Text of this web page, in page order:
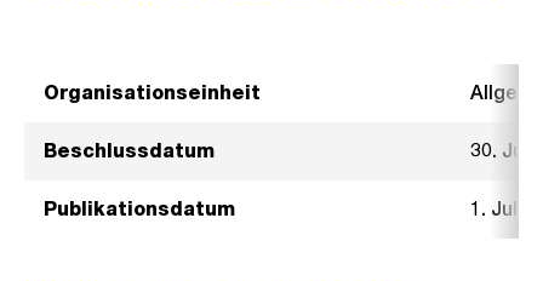
Organisationseinheit
Beschlussdatum 30.
Publikationsdatum 1. Juli